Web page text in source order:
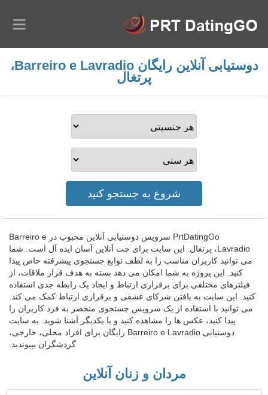
دوستیابی آنلاین رایگان Barreiro e Lavradio،
پرتغال
PrtDatingGo سرویس دوستیابی آنلاین محبوب در Barreiro e
Lavradio، پرتغال. این سایت برای چت آنلاین آسان ایده آل است. شما
می توانید کاربران مناسب را به لطف توابع جستجوی پیشرفته خاص پیدا
کنید. این پروژه به شما امکان می دهد بسته به هدف قرار ملاقات، از
فیلترهای مختلفی برای برقراری ارتباط و ایجاد یک رابطه جدی استفاده
کنید. این سایت به یافتن شرکای عشقی و برقراری ارتباط کمک می کند.
می توانید با استفاده از یک سرویس جستجوی منحصر به فرد کاربران را
پیدا کنید، عکس ها را مشاهده کنید و با یکدیگر آشنا شوید. به سایت
دوستیابی Barreiro e Lavradio رایگان برای افراد محلی، خارجی،
گردشگران بپیوندید.
مردان و زنان آنلاین